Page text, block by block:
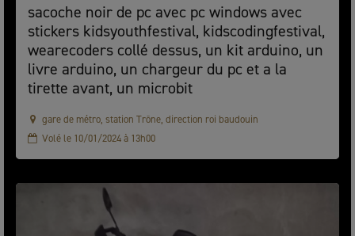
sacoche noir de pc avec pc windows avec
stickers kidsyouthfestival, kidscodingfestival,
wearecoders collé dessus, un kit arduino, un
livre arduino, un chargeur du pc et a la
tirette avant, un microbit
gare de métro, station Trône, direction roi baudouin
Volé le 10/01/2024 à 13h00